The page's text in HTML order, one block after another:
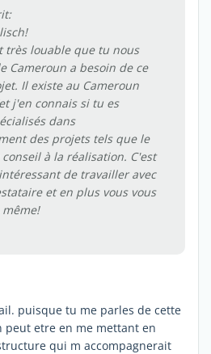
très louable que tu nous
Cameroun a besoin de ce
Il existe au Cameroun
j'en connais si tu es
dans
des projets tels que le
à la réalisation. C'est
de travailler avec
et en plus vous vous
puisque tu me parles de cette
peut etre en me mettant en
qui m accompagnerait